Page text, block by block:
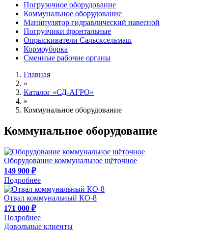
Погрузочное оборудование
Коммунальное оборудование
Манипулятор гидравлический навесной
Погрузчики фронтальные
Опрыскиватели Сальсксельмаш
Кормоуборка
Сменные рабочие органы
Главная
»
Каталог «СД-АГРО»
»
Коммунальное оборудование
Коммунальное оборудование
Оборудование коммунальное щёточное
149 900 ₽
Подробнее
Отвал коммунальный КО-8
171 000 ₽
Подробнее
Довольные клиенты